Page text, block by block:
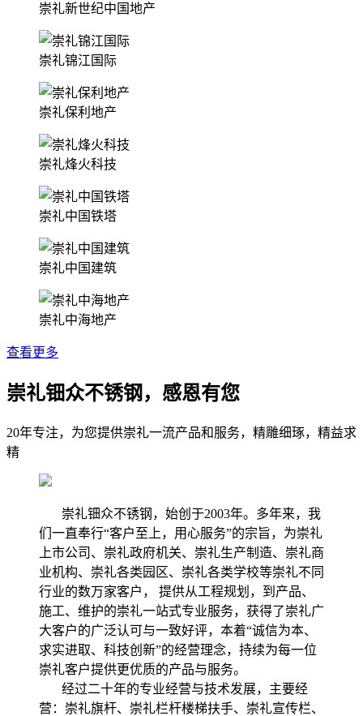
崇礼新世纪中国地产
崇礼锦江国际
崇礼保利地产
崇礼烽火科技
崇礼中国铁塔
崇礼中国建筑
崇礼中海地产
查看更多
崇礼钿众不锈钢，感恩有您
20年专注，为您提供崇礼一流产品和服务，精雕细琢，精益求
精
崇礼钿众不锈钢，始创于2003年。多年来，我
们一直奉行“客户至上，用心服务”的宗旨，为崇礼
上市公司、崇礼政府机关、崇礼生产制造、崇礼商
业机构、崇礼各类园区、崇礼各类学校等崇礼不同
行业的数万家客户， 提供从工程规划，到产品、
施工、维护的崇礼一站式专业服务，获得了崇礼广
大客户的广泛认可与一致好评，本着“诚信为本、
求实进取、科技创新”的经营理念，持续为每一位
崇礼客户提供更优质的产品与服务。
经过二十年的专业经营与技术发展，主要经
营：崇礼旗杆、崇礼栏杆楼梯扶手、崇礼宣传栏、